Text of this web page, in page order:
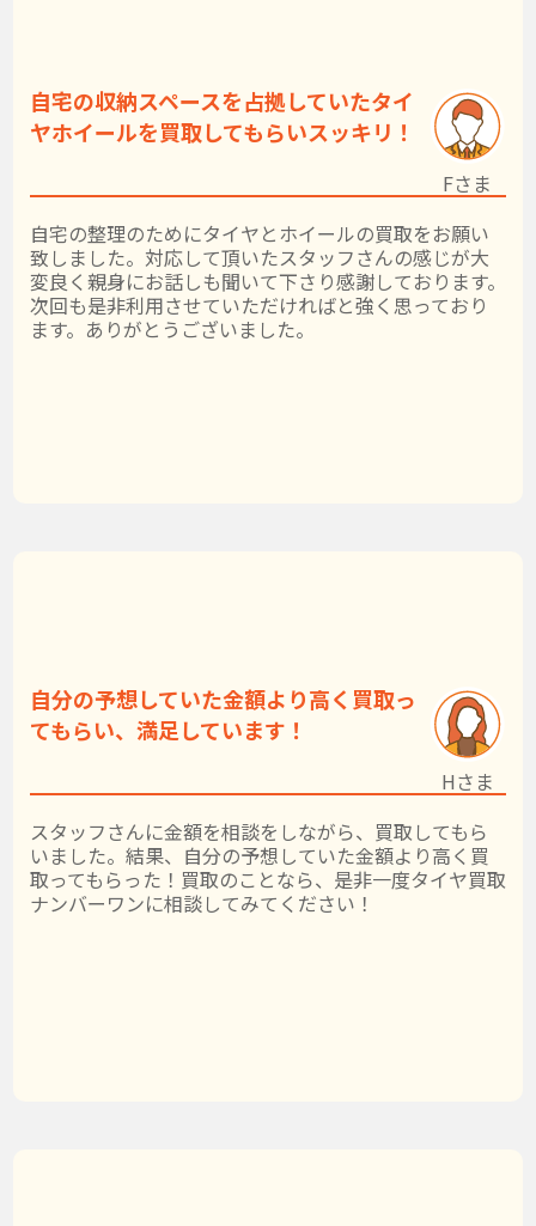
自宅の収納スペースを占拠していたタイ
ヤホイールを買取してもらいスッキリ！
自宅の整理のためにタイヤとホイールの買取をお願い
致しました。対応して頂いたスタッフさんの感じが大
変良く親身にお話しも聞いて下さり感謝しております。
次回も是非利用させていただければと強く思っており
ます。ありがとうございました。
Fさま
自分の予想していた金額より高く買取っ
てもらい、満足しています！
スタッフさんに金額を相談をしながら、買取してもら
いました。結果、自分の予想していた金額より高く買
取ってもらった！買取のことなら、是非一度タイヤ買取
ナンバーワンに相談してみてください！
Hさま